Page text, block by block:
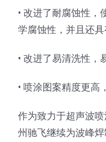
锂电技术科普
医疗器械技术科普
粉体行业技术科普
关于我们
中文
ENGLISH
• 改进了耐腐蚀性
学腐蚀性，并且还具
• 改进了易清洗性，
• 喷涂图案精度更高
作为致力于超声波
州驰飞继续为波峰